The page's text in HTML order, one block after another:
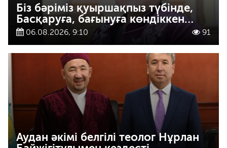
Біз бәріміз қуыршақпыз түбінде,
Басқаруға, бағынуға көндіккен…
06.08.2026, 9:10 91
Аудан әкімі белгілі теолог Нұрлан